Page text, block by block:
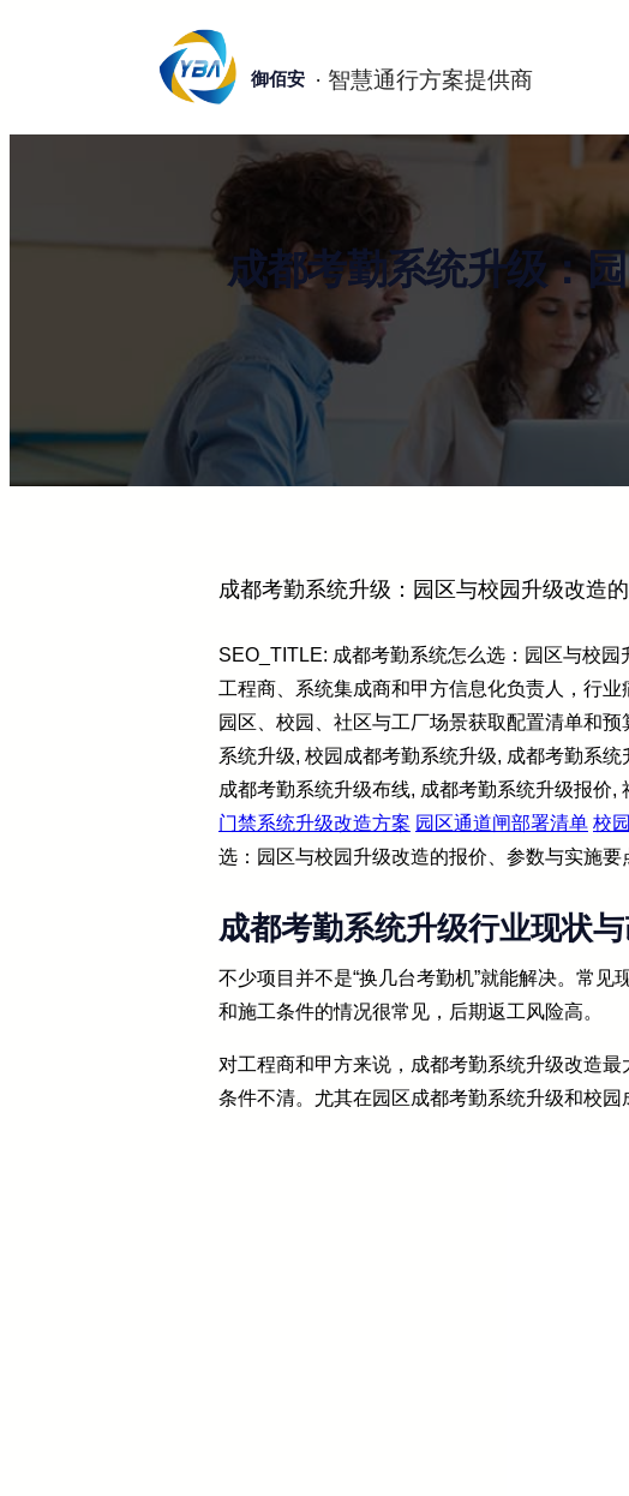
御佰安
成都考勤系统升级：
成都考勤系统升级：园区与校园升级改造
SEO_TITLE: 成都考勤系统怎么选：园区与校
工程商、系统集成商和甲方信息化负责人，行
园区、校园、社区与工厂场景获取配置清单和
系统升级, 校园成都考勤系统升级, 成都考勤系
成都考勤系统升级布线, 成都考勤系统升级报价
门禁系统升级改造方案 园区通道闸部署清单 校
选：园区与校园升级改造的报价、参数与实施要
成都考勤系统升级行业现状
不少项目并不是“换几台考勤机”就能解决。常
和施工条件的情况很常见，后期返工风险高。
对工程商和甲方来说，成都考勤系统升级改造
条件不清。尤其在园区成都考勤系统升级和校